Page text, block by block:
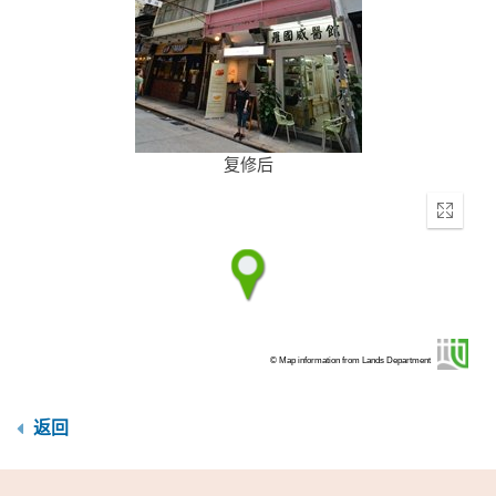
复修后
Enter
© Map information from Lands Department
返回